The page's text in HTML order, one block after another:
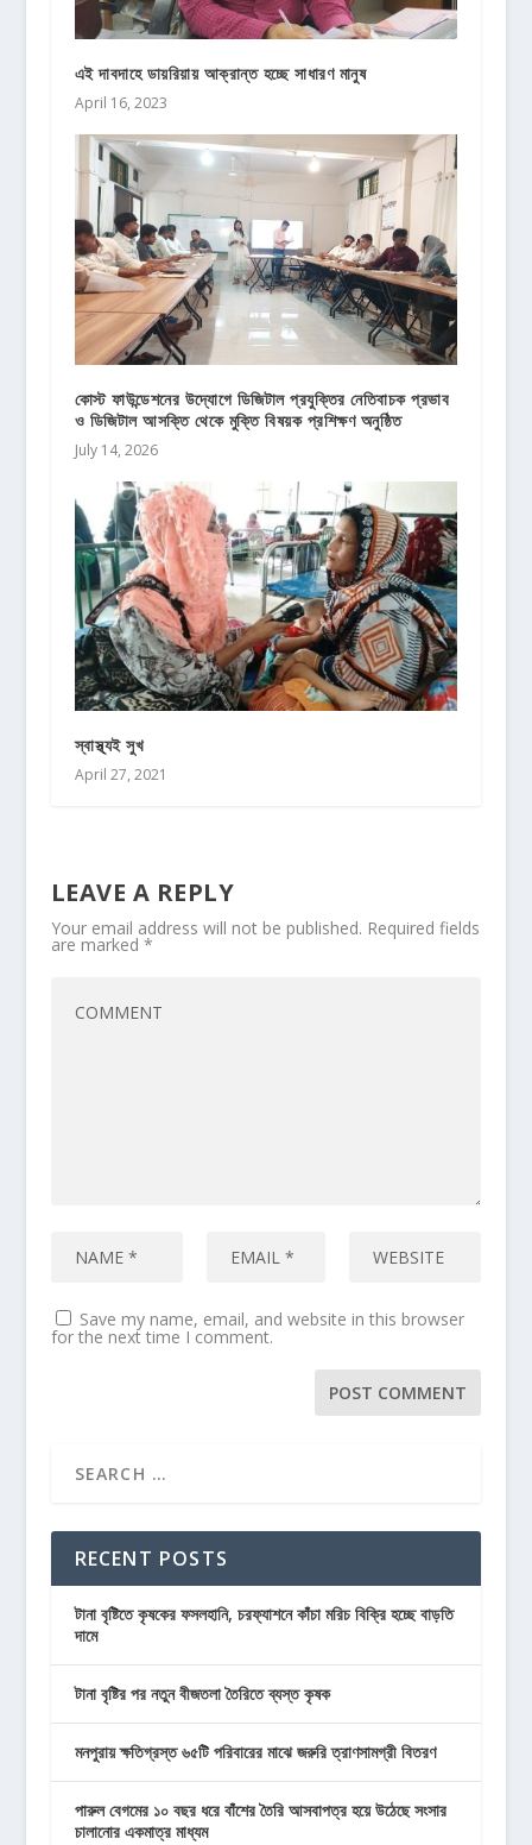
এই দাবদাহে ডায়রিয়ায় আক্রান্ত হচ্ছে সাধারণ মানুষ
April 16, 2023
কোস্ট ফাউন্ডেশনের উদ্যোগে ডিজিটাল প্রযুক্তির নেতিবাচক প্রভাব
ও ডিজিটাল আসক্তি থেকে মুক্তি বিষয়ক প্রশিক্ষণ অনুষ্ঠিত
July 14, 2026
স্বাস্থ্যই সুখ
April 27, 2021
LEAVE A REPLY
Your email address will not be published. Required fields
are marked *
Save my name, email, and website in this browser
for the next time I comment.
RECENT POSTS
টানা বৃষ্টিতে কৃষকের ফসলহানি, চরফ্যাশনে কাঁচা মরিচ বিক্রি হচ্ছে বাড়তি
দামে
টানা বৃষ্টির পর নতুন বীজতলা তৈরিতে ব্যস্ত কৃষক
মনপুরায় ক্ষতিগ্রস্ত ৬৫টি পরিবারের মাঝে জরুরি ত্রাণসামগ্রী বিতরণ
পারুল বেগমের ১০ বছর ধরে বাঁশের তৈরি আসবাপত্র হয়ে উঠেছে সংসার
চালানোর একমাত্র মাধ্যম